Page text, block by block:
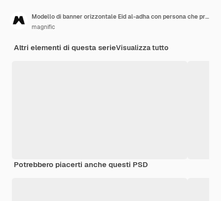
Modello di banner orizzontale Eid al-adha con persona che prega
magnific
Altri elementi di questa serieVisualizza tutto
Potrebbero piacerti anche questi PSD